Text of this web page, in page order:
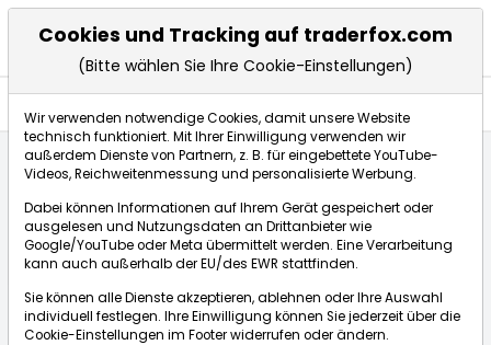
Börse:
Cookies und Tracking auf traderfox.com
(Bitte wählen Sie Ihre Cookie-Einstellungen)
Wir verwenden notwendige Cookies, damit unsere Website
technisch funktioniert. Mit Ihrer Einwilligung verwenden wir
außerdem Dienste von Partnern, z. B. für eingebettete YouTube-
Videos, Reichweitenmessung und personalisierte Werbung.
Dabei können Informationen auf Ihrem Gerät gespeichert oder
ausgelesen und Nutzungsdaten an Drittanbieter wie
Google/YouTube oder Meta übermittelt werden. Eine Verarbeitung
kann auch außerhalb der EU/des EWR stattfinden.
Sie können alle Dienste akzeptieren, ablehnen oder Ihre Auswahl
individuell festlegen. Ihre Einwilligung können Sie jederzeit über die
Cookie-Einstellungen im Footer widerrufen oder ändern.